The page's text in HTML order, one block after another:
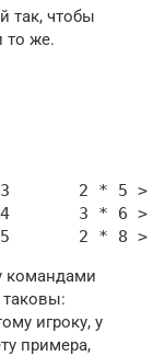
так, чтобы
то же.
2 * 5 >
3 * 6 >
2 * 8 >
командами
таковы:
игроку, у
примера,